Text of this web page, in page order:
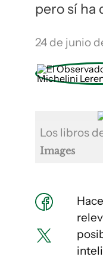
pero sí ha
24 de junio
Los libros
Images